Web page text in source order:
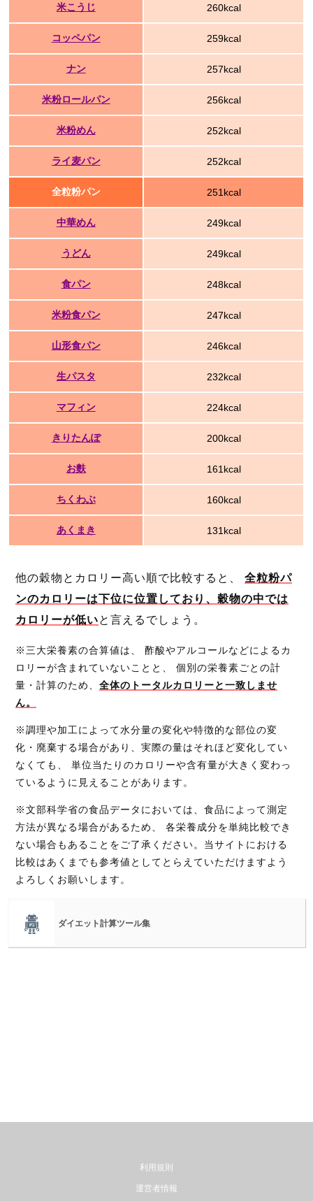
米こうじ 260kcal
コッペパン 259kcal
ナン 257kcal
米粉ロールパン 256kcal
米粉めん 252kcal
ライ麦パン 252kcal
全粒粉パン 251kcal
中華めん 249kcal
うどん 249kcal
食パン 248kcal
米粉食パン 247kcal
山形食パン 246kcal
生パスタ 232kcal
マフィン 224kcal
きりたんぽ 200kcal
お麩 161kcal
ちくわぶ 160kcal
あくまき 131kcal
他の穀物とカロリー高い順で比較すると、 全粒粉パ
ンのカロリーは下位に位置しており、穀物の中では
カロリーが低いと言えるでしょう。
※三大栄養素の合算値は、 酢酸やアルコールなどによるカ
ロリーが含まれていないことと、 個別の栄養素ごとの計
量・計算のため、 全体のトータルカロリーと一致しませ
ん。
※調理や加工によって水分量の変化や特徴的な部位の変
化・廃棄する場合があり、実際の量はそれほど変化してい
なくても、 単位当たりのカロリーや含有量が大きく変わっ
ているように見えることがあります。
※文部科学省の食品データにおいては、食品によって測定
方法が異なる場合があるため、 各栄養成分を単純比較でき
ない場合もあることをご了承ください。当サイトにおける
比較はあくまでも参考値としてとらえていただけますよう
よろしくお願いします。
ダイエット計算ツール集
利用規則
運営者情報